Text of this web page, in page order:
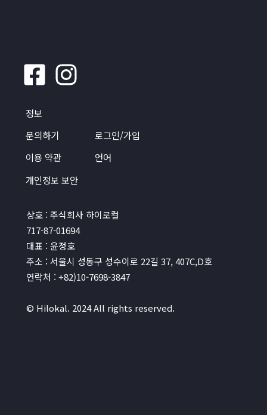
정보
문의하기
이용 약관
개인정보 보안
로그인/가입
언어
상호 : 주식회사 하이로컬
717-87-01694
대표 : 윤정호
주소 : 서울시 성동구 성수이로 22길 37, 407C,D호
연락처 : +82)10-7698-3847
© Hilokal. 2024 All rights reserved.